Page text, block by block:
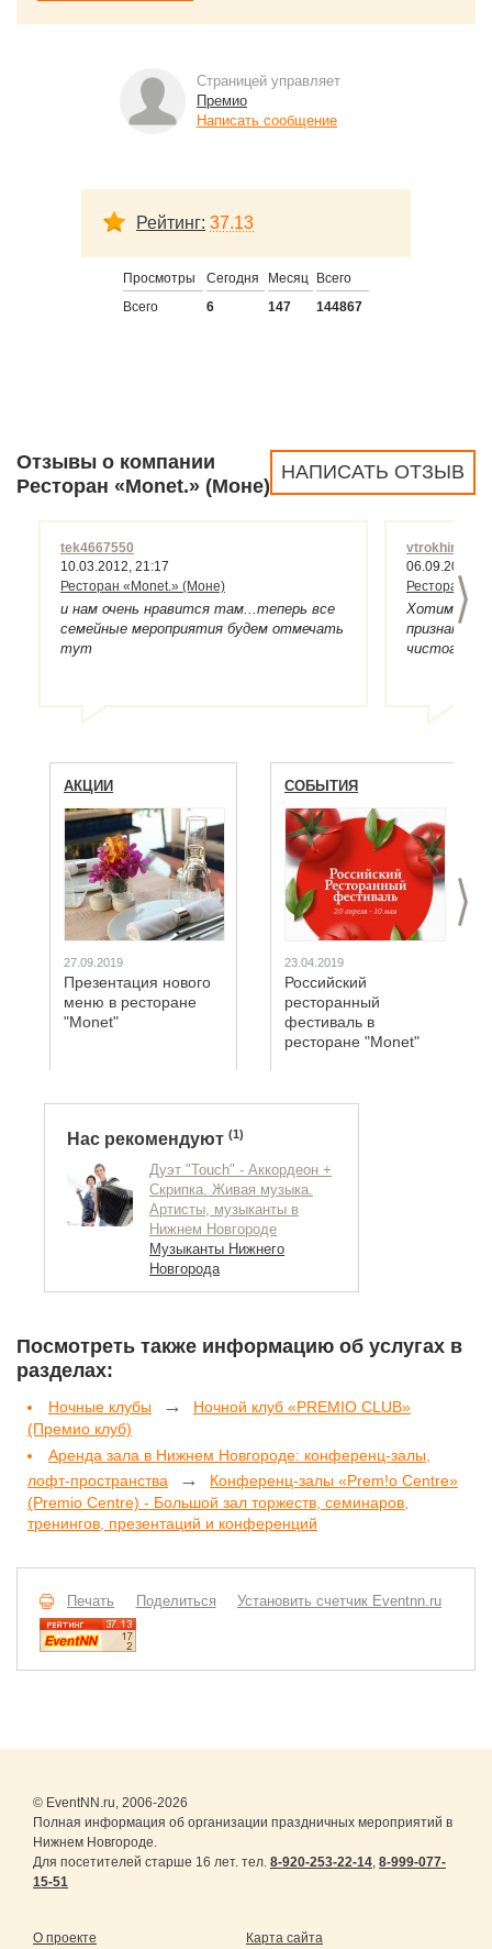
Страницей управляет
Премио
Написать сообщение
Рейтинг: 37.13
Просмотры Сегодня Месяц
Всего
Всего
6 147 144867
НАПИСАТЬ ОТЗЫВ
Отзывы о компании
Ресторан «Monet.» (Моне)
>
tek4667550
10.03.2012, 21:17
Ресторан «Monet.» (Моне)
и нам очень нравится там...теперь все
семейные мероприятия будем отмечать
тут
vtrokhin
06.09.2011,
Ресторан
Хотим
чистого
только
вежлив и
Евгении за
после
из Штатов
приезжали
Вам
отзыв
всеми
>
АКЦИИ
27.09.2019
Презентация нового
меню в ресторане
"Monet"
СОБЫТИЯ
23.04.2019
Российский
ресторанный
фестиваль в
ресторане "Monet"
Нас рекомендуют (1)
Дуэт "Touch" - Аккордеон +
Скрипка. Живая музыка.
Артисты, музыканты в
Нижнем Новгороде
Музыканты Нижнего
Новгорода
Посмотреть также информацию об услугах в
разделах:
Ночные клубы →
Ночной клуб «PREMIO CLUB»
(Премио клуб)
Аренда зала в Нижнем Новгороде: конференц-залы,
лофт-пространства
→
Конференц-залы «Prem!o Centre»
(Premio Centre) - Большой зал торжеств, семинаров,
тренингов, презентаций и конференций
Печать Поделиться Установить счетчик Eventnn.ru
© EventNN.ru, 2006-2026
Полная информация об организации праздничных мероприятий в
Нижнем Новгороде.
Для посетителей старше 16 лет. тел. 8-920-253-22-14 8-999-077-
15-51
О проекте Карта сайта